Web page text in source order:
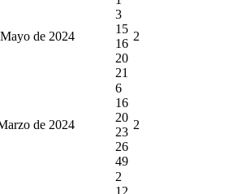
de 2024
3
15
16
20
21
2
de 2024
6
16
20
23
26
49
2
2
12